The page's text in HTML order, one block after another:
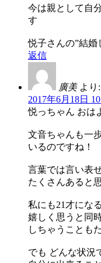
今は親として自
す
悦子さんの”結婚
返信
廣美 より:
2017年6月18日
悦っちゃん おは
文音ちゃんも一
いるのですね！
言葉では言い表
たくさんあると
私にも21才にな
嬉しく思うと同
しちゃうことも
でも どんな状況